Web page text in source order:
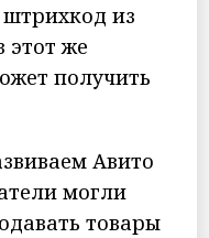
из
этот же
получить
Авито
могли
товары